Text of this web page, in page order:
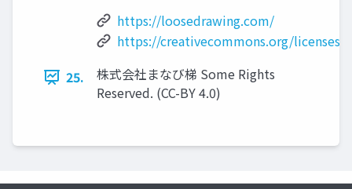
https://loosedrawing.com/
https://creativecommons.org/licenses/
25.
株式会社まなび梯 Some Rights
Reserved. (CC-BY 4.0)